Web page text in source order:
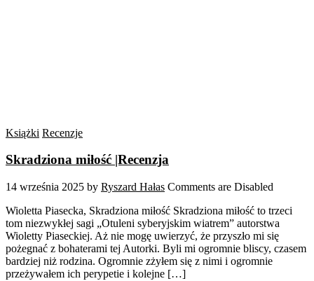
Książki Recenzje
Skradziona miłość |Recenzja
14 września 2025 by Ryszard Hałas Comments are Disabled
Wioletta Piasecka, Skradziona miłość Skradziona miłość to trzeci
tom niezwykłej sagi „Otuleni syberyjskim wiatrem” autorstwa
Wioletty Piaseckiej. Aż nie mogę uwierzyć, że przyszło mi się
pożegnać z bohaterami tej Autorki. Byli mi ogromnie bliscy, czasem
bardziej niż rodzina. Ogromnie zżyłem się z nimi i ogromnie
przeżywałem ich perypetie i kolejne […]